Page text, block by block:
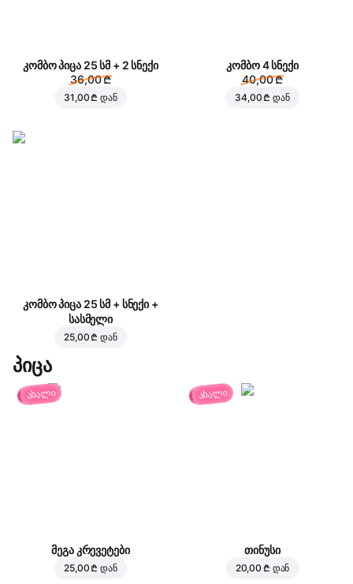
კომბო პიცა 25 სმ + 2 სნექი
36,00 ₾
31,00 ₾ დან
კომბო 4 სნექი
40,00 ₾
34,00 ₾ დან
კომბო პიცა 25 სმ + სნექი +
სასმელი
25,00 ₾ დან
პიცა
ახალი
მეგა კრევეტები
25,00 ₾ დან
ახალი
თინუსი
20,00 ₾ დან